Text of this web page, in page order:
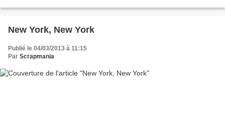
New York, New York
Publié le 04/03/2013 à 11:15
Par Scrapmania